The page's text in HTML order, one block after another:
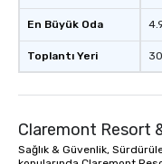
En Büyük Oda
Toplantı Yeri
Claremont Resort
Sağlık & Güvenlik,